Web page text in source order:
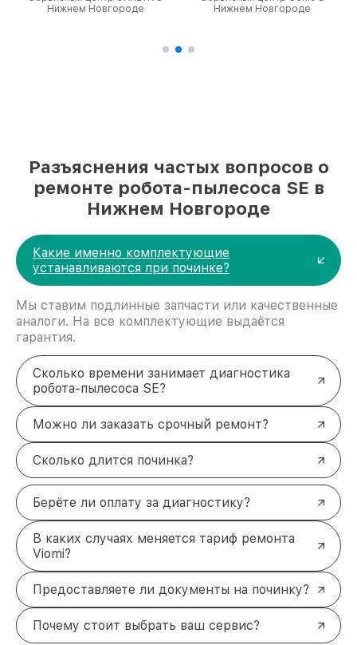
Нижнем Новгороде
Нижнем Новгороде
Разъяснения частых вопросов о
ремонте робота-пылесоса SE в
Нижнем Новгороде
Какие именно комплектующие
устанавливаются при починке?
Мы ставим подлинные запчасти или качественные
аналоги. На все комплектующие выдаётся
гарантия.
Сколько времени занимает диагностика
робота-пылесоса SE?
Можно ли заказать срочный ремонт?
Сколько длится починка?
Берёте ли оплату за диагностику?
В каких случаях меняется тариф ремонта
Viomi?
Предоставляете ли документы на починку?
Почему стоит выбрать ваш сервис?